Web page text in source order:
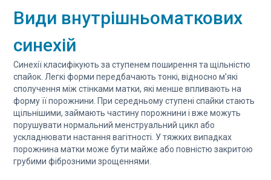
Види внутрішньоматкових
синехій
Синехії класифікують за ступенем поширення та щільністю
спайок. Легкі форми передбачають тонкі, відносно м’які
сполучення між стінками матки, які менше впливають на
форму її порожнини. При середньому ступені спайки стають
щільнішими, займають частину порожнини і вже можуть
порушувати нормальний менструальний цикл або
ускладнювати настання вагітності. У тяжких випадках
порожнина матки може бути майже або повністю закритою
грубими фіброзними зрощеннями.